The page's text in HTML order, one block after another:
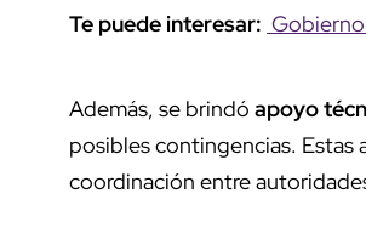
Te puede interesar:
Además, se brindó apoyo
posibles contingencias. Estas
coordinación entre